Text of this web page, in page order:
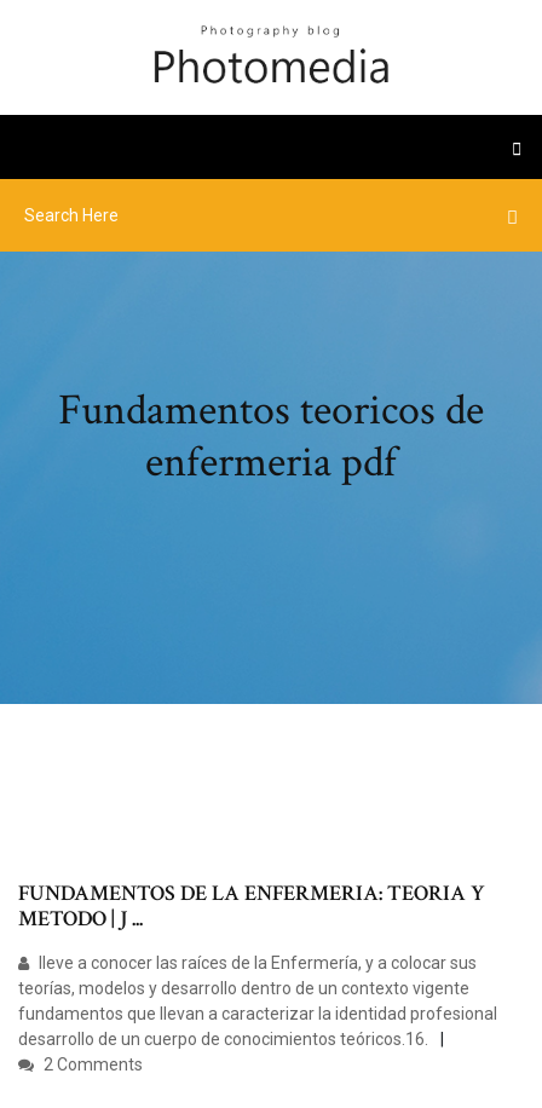
Fundamentos teoricos de
enfermeria pdf
FUNDAMENTOS DE LA ENFERMERIA: TEORIA Y
METODO | J ...
lleve a conocer las raíces de la Enfermería, y a colocar sus
teorías, modelos y desarrollo dentro de un contexto vigente
fundamentos que llevan a caracterizar la identidad profesional
desarrollo de un cuerpo de conocimientos teóricos.16.
2 Comments